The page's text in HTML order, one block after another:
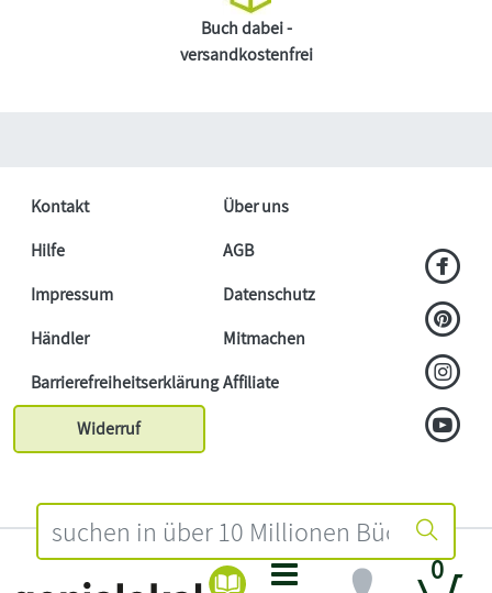
0
Buch dabei -
versandkostenfrei
Kontakt
Über uns
Hilfe
AGB
Impressum
Datenschutz
Händler
Mitmachen
BarrierefreiheitserklärungAffiliate
Widerruf